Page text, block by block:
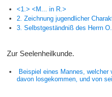
<1.> <M... in R.>
2. Zeichnung jugendlicher
3. Selbstgeständniß des Herrn
Zur Seelenheilkunde.
Beispiel eines Mannes, welcher
davon losgekommen, und von